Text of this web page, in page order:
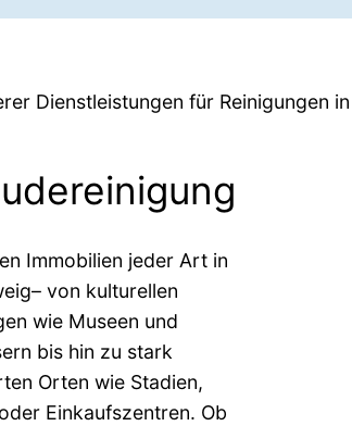
Dienstleistungen für Reinigungen
Immobilien jeder Art in
von kulturellen
wie Museen und
bis hin zu stark
Orten wie Stadien,
Einkaufszentren. Ob